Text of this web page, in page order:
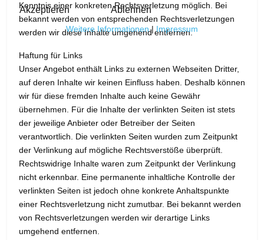
Kenntnis einer konkreten Rechtsverletzung möglich. Bei
bekannt werden von entsprechenden Rechtsverletzungen
werden wir diese Inhalte umgehend entfernen.
Haftung für Links
Unser Angebot enthält Links zu externen Webseiten Dritter,
auf deren Inhalte wir keinen Einfluss haben. Deshalb können
wir für diese fremden Inhalte auch keine Gewähr
übernehmen. Für die Inhalte der verlinkten Seiten ist stets
der jeweilige Anbieter oder Betreiber der Seiten
verantwortlich. Die verlinkten Seiten wurden zum Zeitpunkt
der Verlinkung auf mögliche Rechtsverstöße überprüft.
Rechtswidrige Inhalte waren zum Zeitpunkt der Verlinkung
nicht erkennbar. Eine permanente inhaltliche Kontrolle der
verlinkten Seiten ist jedoch ohne konkrete Anhaltspunkte
einer Rechtsverletzung nicht zumutbar. Bei bekannt werden
von Rechtsverletzungen werden wir derartige Links
umgehend entfernen.
Akzeptieren Ablehnen
Weitere Informationen| Impressum